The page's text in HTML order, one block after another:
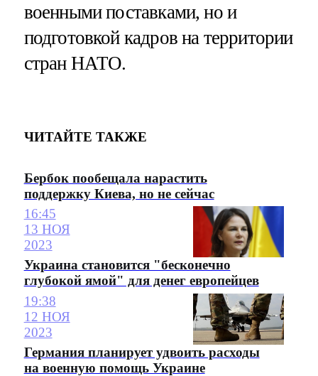
военными поставками, но и
подготовкой кадров на территории
стран НАТО.
ЧИТАЙТЕ ТАКЖЕ
Бербок пообещала нарастить
поддержку Киева, но не сейчас
16:45
13 НОЯ
2023
Украина становится "бесконечно
глубокой ямой" для денег европейцев
19:38
12 НОЯ
2023
Германия планирует удвоить расходы
на военную помощь Украине